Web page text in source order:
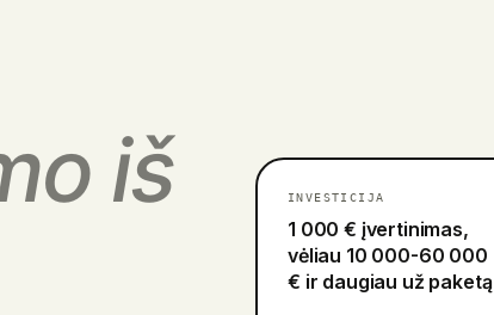
iš
INVESTICIJA
1 000 € įvertinimas,
vėliau 10 000-60 000
€ ir daugiau už paketą